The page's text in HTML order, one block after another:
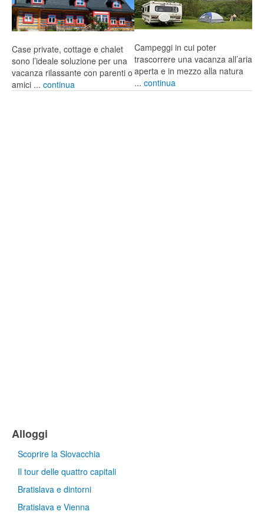
Case private, cottage e chalet
sono l’ideale soluzione per una
vacanza rilassante con parenti o
amici ... continua
Campeggi in cui poter
trascorrere una vacanza all’aria
aperta e in mezzo alla natura
... continua
Alloggi
Scoprire la Slovacchia
Il tour delle quattro capitali
Bratislava e dintorni
Bratislava e Vienna